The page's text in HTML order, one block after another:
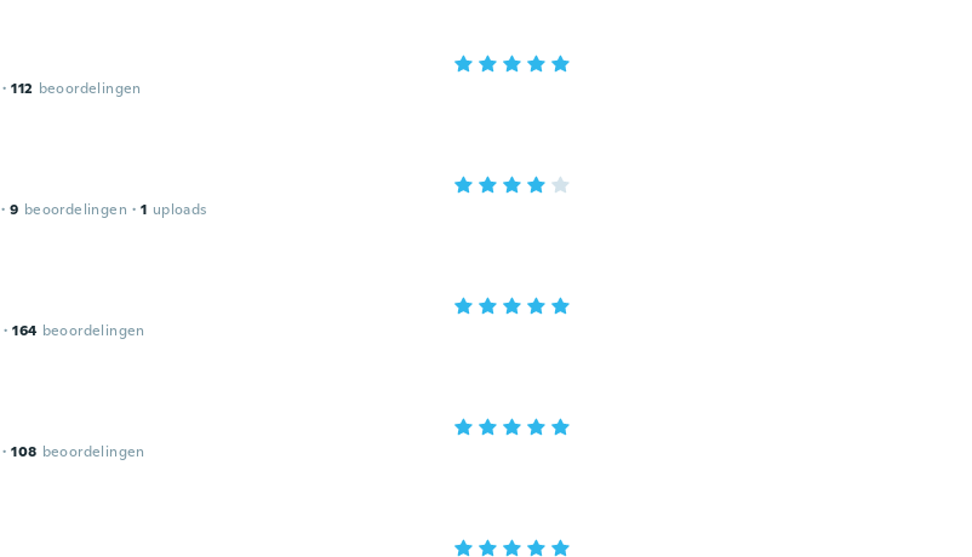
· 112 beoordelingen
· 9 beoordelingen · 1 uploads
· 164 beoordelingen
· 108 beoordelingen